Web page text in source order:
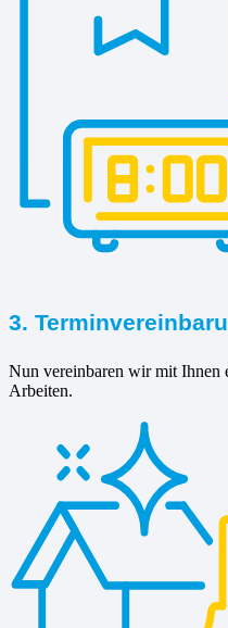
3.
Nun vereinbaren wir mit Ihnen
Arbeiten.